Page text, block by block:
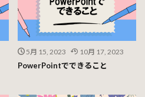
5月 15, 2023 10月 17, 2023
PowerPointでできること